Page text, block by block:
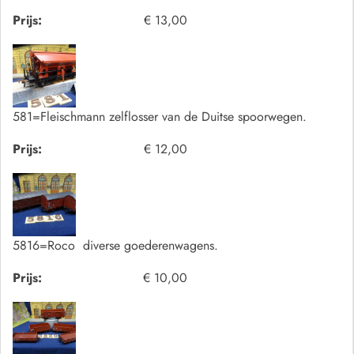
Prijs:
€ 13,00
581=Fleischmann zelflosser van de Duitse spoorwegen.
Prijs:
€ 12,00
5816=Roco diverse goederenwagens.
Prijs:
€ 10,00